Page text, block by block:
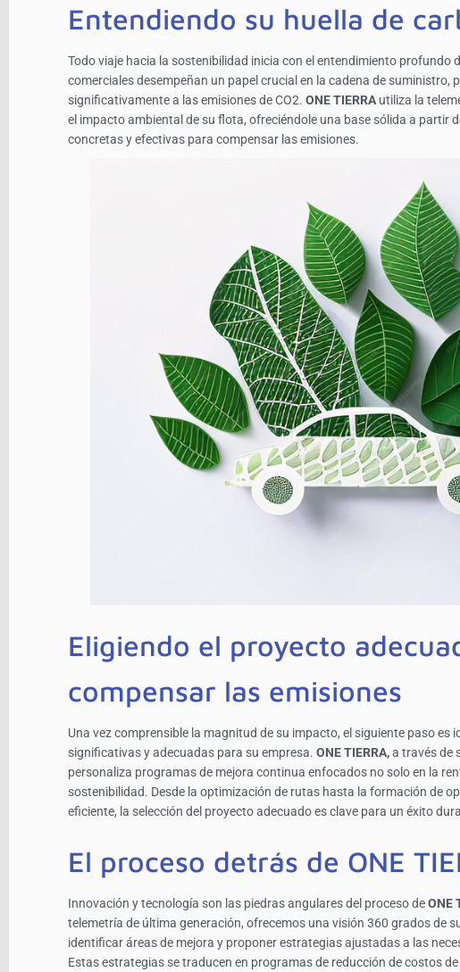
Entendiendo su huella de
Todo viaje hacia la sostenibilidad inicia con el entendimiento profundo
comerciales desempeñan un papel crucial en la cadena de suministro,
significativamente a las emisiones de CO2. ONE TIERRA utiliza la
el impacto ambiental de su flota, ofreciéndole una base sólida a partir
concretas y efectivas para compensar las emisiones.
Eligiendo el proyecto
compensar las emisiones
Una vez comprensible la magnitud de su impacto, el siguiente paso es
significativas y adecuadas para su empresa. ONE TIERRA,a través de
personaliza programas de mejora continua enfocados no solo en la
sostenibilidad. Desde la optimización de rutas hasta la formación de
eficiente, la selección del proyecto adecuado es clave para un éxito
El proceso detrás de ONE
Innovación y tecnología son las piedras angulares del proceso deONE
telemetría de última generación, ofrecemos una visión 360 grados de
identificar áreas de mejora y proponer estrategias ajustadas a las
Estas estrategias se traducen en programas de reducción de costos